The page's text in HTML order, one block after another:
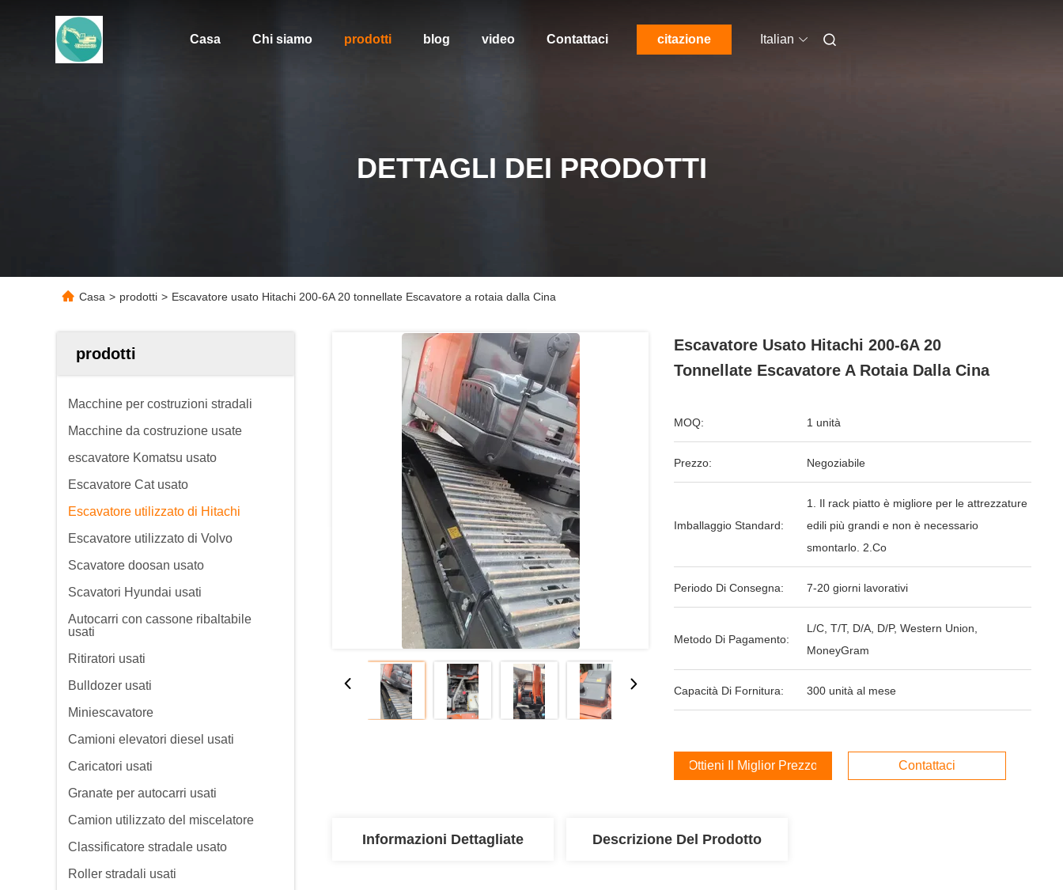
Casa Chi siamo prodotti blog video Contattaci citazione Italian
DETTAGLI DEI PRODOTTI
Casa > prodotti > Escavatore usato Hitachi 200-6A 20 tonnellate Escavatore a rotaia dalla Cina
prodotti
Macchine per costruzioni stradali
Macchine da costruzione usate
escavatore Komatsu usato
Escavatore Cat usato
Escavatore utilizzato di Hitachi
Escavatore utilizzato di Volvo
Scavatore doosan usato
Scavatori Hyundai usati
Autocarri con cassone ribaltabile
usati
Ritiratori usati
Bulldozer usati
Miniescavatore
Camioni elevatori diesel usati
Caricatori usati
Granate per autocarri usati
Camion utilizzato del miscelatore
Classificatore stradale usato
Roller stradali usati
Escavatore Usato Hitachi 200-6A 20
Tonnellate Escavatore A Rotaia Dalla Cina
MOQ: 1 unità
Prezzo: Negoziabile
Imballaggio Standard:
1. Il rack piatto è migliore per le attrezzature
edili più grandi e non è necessario
smontarlo. 2.Co
Periodo Di Consegna: 7-20 giorni lavorativi
Metodo Di Pagamento:
L/C, T/T, D/A, D/P, Western Union,
MoneyGram
Capacità Di Fornitura: 300 unità al mese
Ottieni Il Miglior Prezzo Contattaci
Informazioni Dettagliate Descrizione Del Prodotto